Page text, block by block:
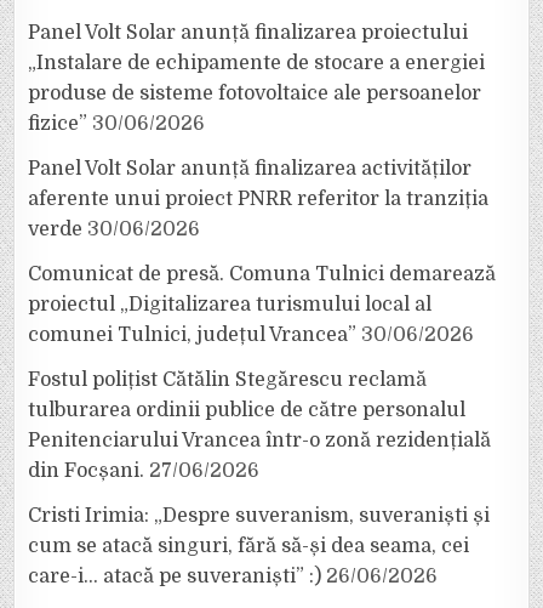
Panel Volt Solar anunță finalizarea proiectului
„Instalare de echipamente de stocare a energiei
produse de sisteme fotovoltaice ale persoanelor
fizice” 30/06/2026
Panel Volt Solar anunță finalizarea activităților
aferente unui proiect PNRR referitor la tranziția
verde 30/06/2026
Comunicat de presă. Comuna Tulnici demarează
proiectul „Digitalizarea turismului local al
comunei Tulnici, județul Vrancea” 30/06/2026
Fostul polițist Cătălin Stegărescu reclamă
tulburarea ordinii publice de către personalul
Penitenciarului Vrancea într-o zonă rezidențială
din Focșani. 27/06/2026
Cristi Irimia: „Despre suveranism, suveraniști și
cum se atacă singuri, fără să-și dea seama, cei
care-i… atacă pe suveraniști” :) 26/06/2026